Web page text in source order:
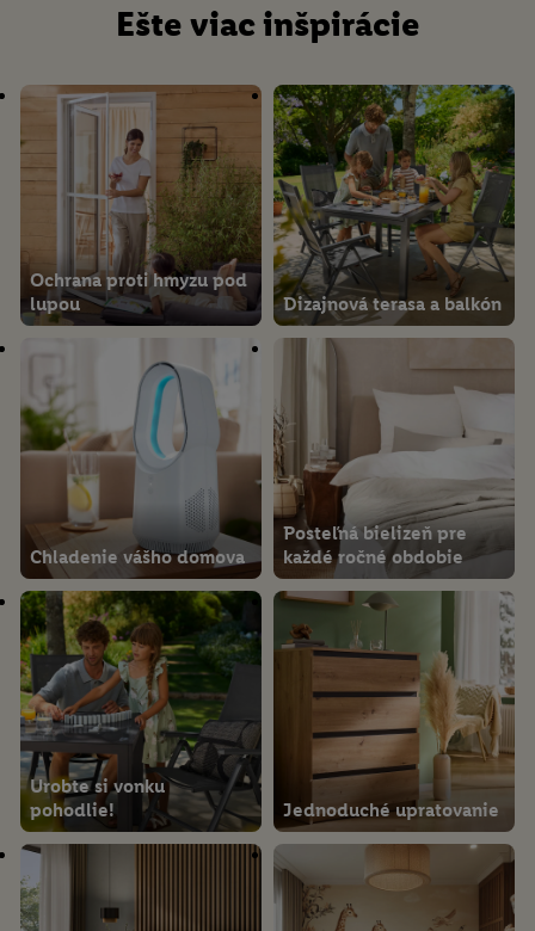
Ešte viac inšpirácie
Ochrana proti hmyzu pod
lupou
Dizajnová terasa a balkón
Chladenie vášho domova
Posteľná bielizeň pre
každé ročné obdobie
Urobte si vonku
pohodlie!
Jednoduché upratovanie